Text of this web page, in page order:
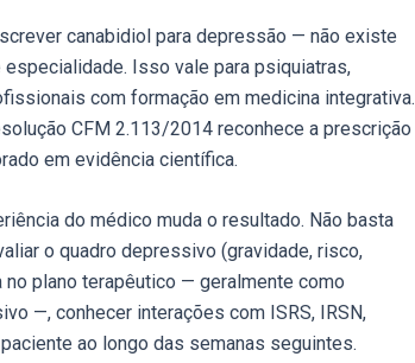
canabidiol para depressão — não existe
Isso vale para psiquiatras,
com formação em medicina integrativa.
CFM 2.113/2014 reconhece a prescrição
em evidência científica.
do médico muda o resultado. Não basta
o quadro depressivo (gravidade, risco,
plano terapêutico — geralmente como
—, conhecer interações com ISRS, IRSN,
ao longo das semanas seguintes.